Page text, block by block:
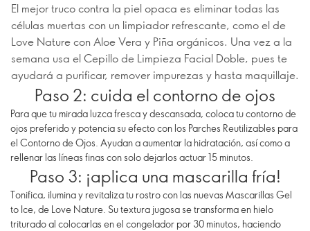
El mejor truco contra la piel opaca es eliminar todas las
células muertas con un limpiador refrescante, como el de
Love Nature con Aloe Vera y Piña orgánicos. Una vez a la
semana usa el Cepillo de Limpieza Facial Doble, pues te
ayudará a purificar, remover impurezas y hasta maquillaje.
Paso 2: cuida el contorno de ojos
Para que tu mirada luzca fresca y descansada, coloca tu contorno de
ojos preferido y potencia su efecto con los Parches Reutilizables para
el Contorno de Ojos. Ayudan a aumentar la hidratación, así como a
rellenar las líneas finas con solo dejarlos actuar 15 minutos.
Paso 3: ¡aplica una mascarilla fría!
Tonifica, ilumina y revitaliza tu rostro con las nuevas Mascarillas Gel
to Ice, de Love Nature. Su textura jugosa se transforma en hielo
triturado al colocarlas en el congelador por 30 minutos, haciendo